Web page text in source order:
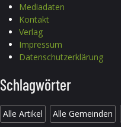
Mediadaten
Kontakt
Verlag
Impressum
Datenschutzerklärung
Schlagwörter
Alle Artikel Alle Gemeinden